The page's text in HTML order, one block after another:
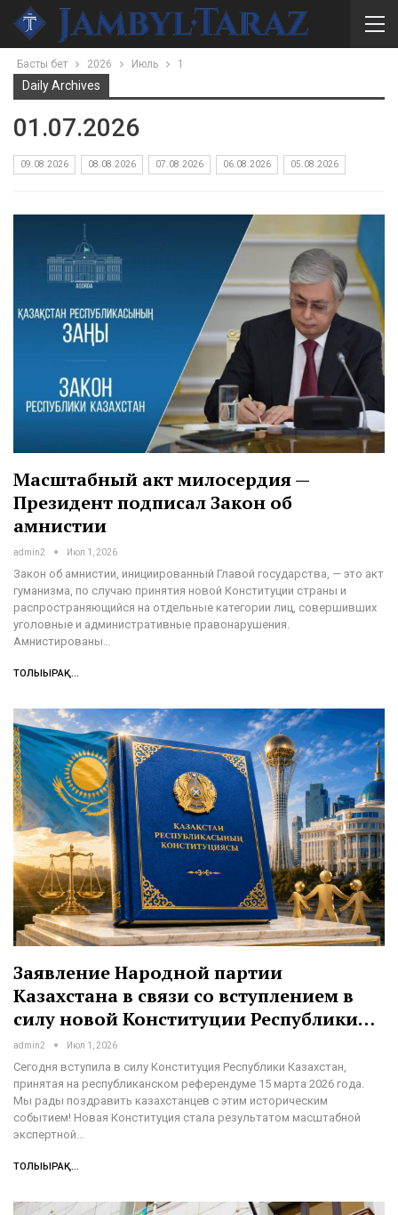
Басты бет 2026 Июль 1
Daily Archives
01.07.2026
09.08.2026 08.08.2026 07.08.2026 06.08.2026 05.08.2026
Масштабный акт милосердия —
Президент подписал Закон об
амнистии
admin2 Июл 1, 2026
Закон об амнистии, инициированный Главой государства, — это акт
гуманизма, по случаю принятия новой Конституции страны и
распространяющийся на отдельные категории лиц, совершивших
уголовные и административные правонарушения.
Амнистированы…
ТОЛЫҒЫРАҚ...
Заявление Народной партии
Казахстана в связи со вступлением в
силу новой Конституции Республики…
admin2 Июл 1, 2026
Сегодня вступила в силу Конституция Республики Казахстан,
принятая на республиканском референдуме 15 марта 2026 года.
Мы рады поздравить казахстанцев с этим историческим
событием! Новая Конституция стала результатом масштабной
экспертной…
ТОЛЫҒЫРАҚ...